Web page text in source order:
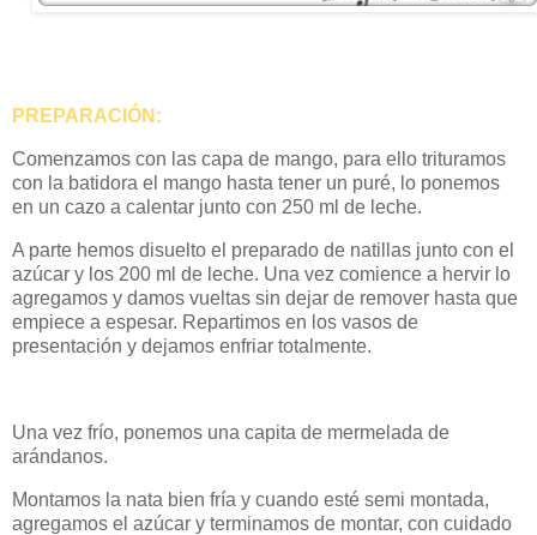
PREPARACIÓN:
Comenzamos con las capa de mango, para ello trituramos
con la batidora el mango hasta tener un puré, lo ponemos
en un cazo a calentar junto con 250 ml de leche.
A parte hemos disuelto el preparado de natillas junto con el
azúcar y los 200 ml de leche. Una vez comience a hervir lo
agregamos y damos vueltas sin dejar de remover hasta que
empiece a espesar. Repartimos en los vasos de
presentación y dejamos enfriar totalmente.
Una vez frío, ponemos una capita de mermelada de
arándanos.
Montamos la nata bien fría y cuando esté semi montada,
agregamos el azúcar y terminamos de montar, con cuidado